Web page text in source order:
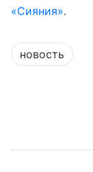
«Сияния».
новость